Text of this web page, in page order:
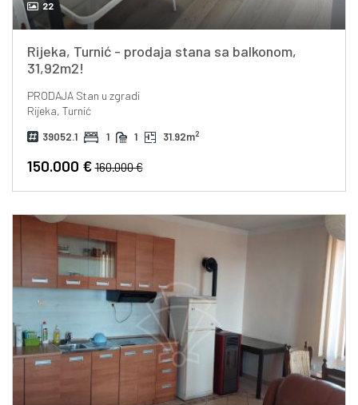
22
Rijeka, Turnić - prodaja stana sa balkonom,
31,92m2!
PRODAJAStan u zgradi
Rijeka, Turnić
39052.1 1 1 31.92m2
150.000 €160.000 €